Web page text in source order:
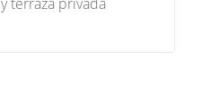
y terraza privada